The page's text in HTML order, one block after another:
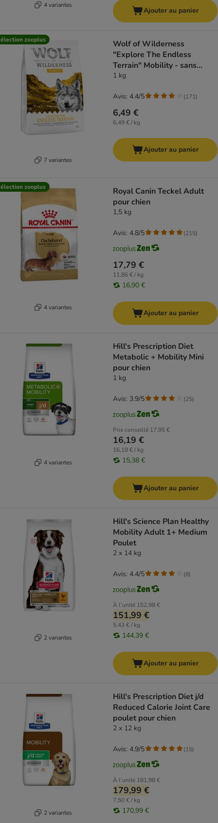
4 variantes
Ajouter au panier
zooplus
7 variantes
Wolf of Wilderness
"Explore The Endless
Terrain" Mobility - sans
céréales
1 kg
6,49 €
6,49 € / kg
Avis: 4.4/5 (171)
Ajouter au panier
zooplus
4 variantes
Royal Canin Teckel Adult
pour chien
1,5 kg
17,79 €
11,86 € / kg
16,90 €
Avis: 4.8/5 (215)
Ajouter au panier
4 variantes
Hill's Prescription Diet
Metabolic + Mobility Mini
pour chien
1 kg
Prix conseillé 17,95 €
16,19 €
16,19 € / kg
15,38 €
Avis: 3.9/5 (25)
Ajouter au panier
2 variantes
Hill's Science Plan Healthy
Mobility Adult 1+ Medium
Poulet
2 x 14 kg
À l'unité 152,98 €
151,99 €
5,43 € / kg
144,39 €
Avis: 4.4/5 (8)
Ajouter au panier
2 variantes
Hill's Prescription Diet j/d
Reduced Calorie Joint Care
poulet pour chien
2 x 12 kg
À l'unité 181,98 €
179,99 €
7,50 € / kg
170,99 €
Avis: 4.9/5 (15)